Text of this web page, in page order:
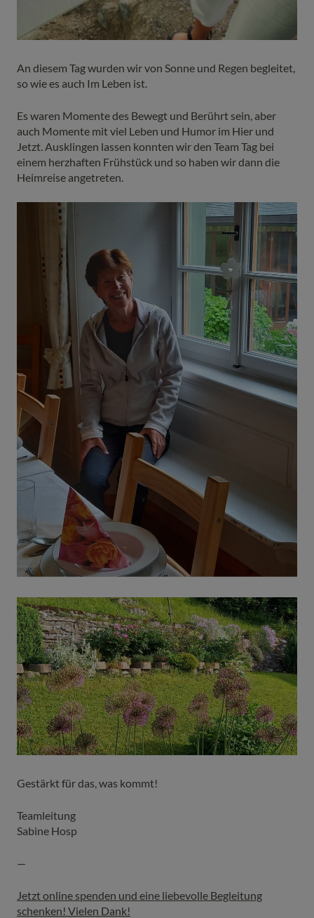
An diesem Tag wurden wir von Sonne und Regen begleitet,
so wie es auch Im Leben ist.
Es waren Momente des Bewegt und Berührt sein, aber
auch Momente mit viel Leben und Humor im Hier und
Jetzt. Ausklingen lassen konnten wir den Team Tag bei
einem herzhaften Frühstück und so haben wir dann die
Heimreise angetreten.
Gestärkt für das, was kommt!
Teamleitung
Sabine Hosp
—
Jetzt online spenden und eine liebevolle Begleitung
schenken! Vielen Dank!